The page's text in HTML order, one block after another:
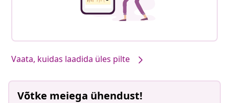
Vaata, kuidas laadida üles pilte
Võtke meiega ühendust!